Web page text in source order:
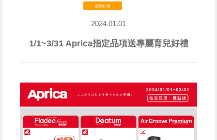
活動快遞
2024.01.01
1/1~3/31 Aprica指定品項送專屬育兒好禮